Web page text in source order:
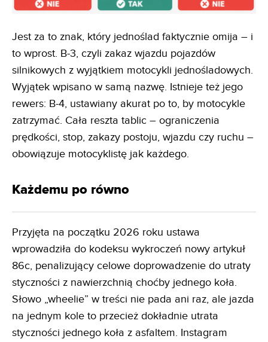
Jest za to znak, który jednoślad faktycznie omija – i
to wprost. B-3, czyli zakaz wjazdu pojazdów
silnikowych z wyjątkiem motocykli jednośladowych.
Wyjątek wpisano w samą nazwę. Istnieje też jego
rewers: B-4, ustawiany akurat po to, by motocykle
zatrzymać. Cała reszta tablic – ograniczenia
prędkości, stop, zakazy postoju, wjazdu czy ruchu –
obowiązuje motocyklistę jak każdego.
Każdemu po równo
Przyjęta na początku 2026 roku ustawa
wprowadziła do kodeksu wykroczeń nowy artykuł
86c, penalizujący celowe doprowadzenie do utraty
styczności z nawierzchnią choćby jednego koła.
Słowo „wheelie” w treści nie pada ani raz, ale jazda
na jednym kole to przecież dokładnie utrata
styczności jednego koła z asfaltem. Instagram